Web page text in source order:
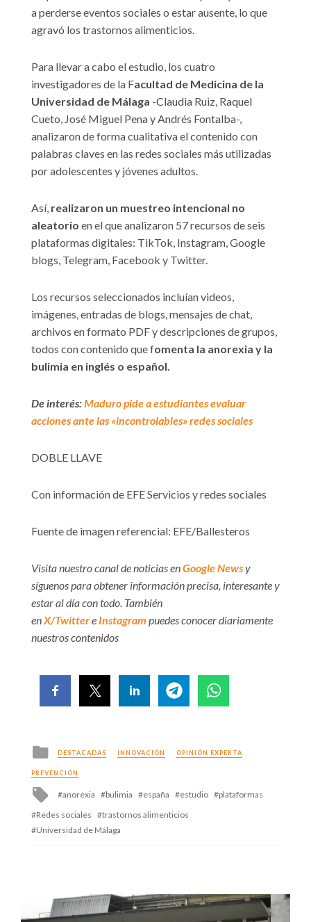
a perderse eventos sociales o estar ausente, lo que
agravó los trastornos alimenticios.
Para llevar a cabo el estudio, los cuatro
investigadores de la Facultad de Medicina de la
Universidad de Málaga -Claudia Ruiz, Raquel
Cueto, José Miguel Pena y Andrés Fontalba-,
analizaron de forma cualitativa el contenido con
palabras claves en las redes sociales más utilizadas
por adolescentes y jóvenes adultos.
Así, realizaron un muestreo intencional no
aleatorio en el que analizaron 57 recursos de seis
plataformas digitales: TikTok, Instagram, Google
blogs, Telegram, Facebook y Twitter.
Los recursos seleccionados incluían videos,
imágenes, entradas de blogs, mensajes de chat,
archivos en formato PDF y descripciones de grupos,
todos con contenido que fomenta la anorexia y la
bulimia en inglés o español.
De interés:Maduro pide a estudiantes evaluar
acciones ante las «incontrolables» redes sociales
DOBLE LLAVE
Con información de EFE Servicios y redes sociales
Fuente de imagen referencial: EFE/Ballesteros
Visita nuestro canal de noticias enGoogle Newsy
síguenos para obtener información precisa, interesante y
estar al día con todo. También
enX/Twittere Instagram puedes conocer diariamente
nuestros contenidos
Posted
in
DESTACADAS INNOVACIÓN OPINIÓN EXPERTA
PREVENCIÓN
Tagged
anorexia bulimia españa estudio
plataformas
Redes sociales
trastornos alimenticios
Universidad de Málaga